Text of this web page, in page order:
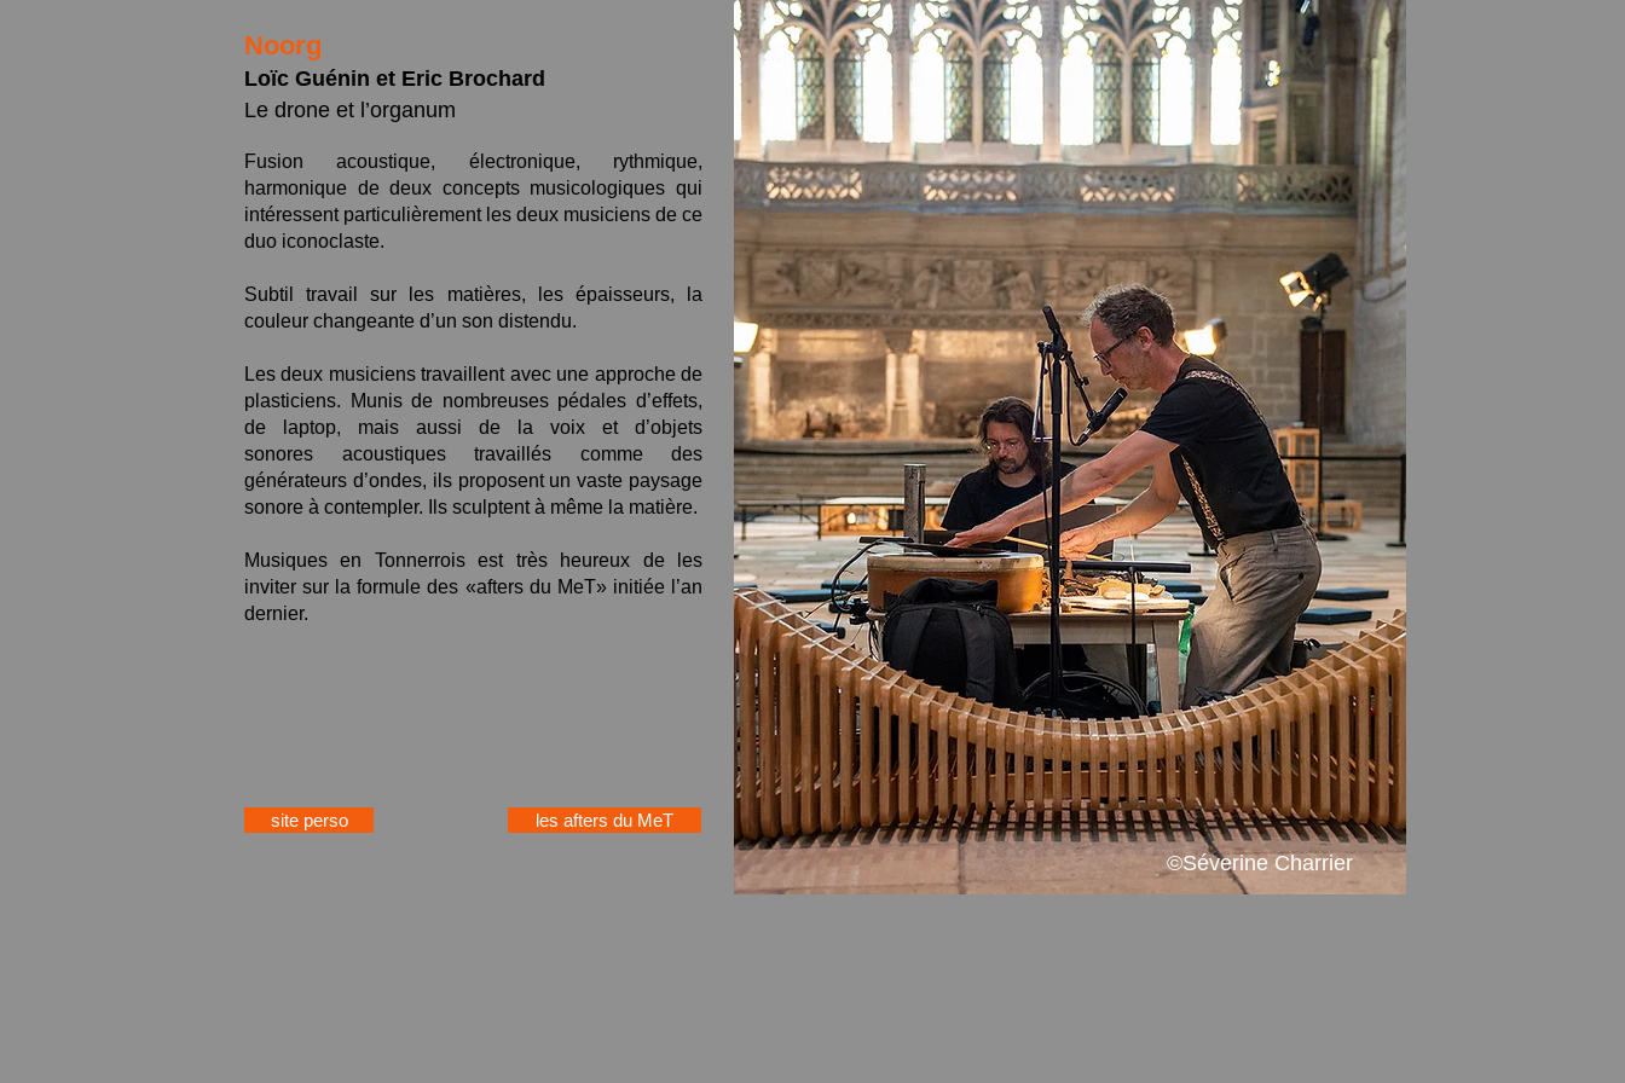
Noorg
Loïc Guénin et Eric Brochard
Le drone et l’organum
Fusion acoustique, électronique, rythmique,
harmonique de deux concepts musicologiques qui
intéressent particulièrement les deux musiciens de ce
duo iconoclaste.
Subtil travail sur les matières, les épaisseurs, la
couleur changeante d’un son distendu.
Les deux musiciens travaillent avec une approche de
plasticiens. Munis de nombreuses pédales d’effets,
de laptop, mais aussi de la voix et d’objets
sonores acoustiques travaillés comme des
générateurs d’ondes, ils proposent un vaste paysage
sonore à contempler. Ils sculptent à même la matière.
Musiques en Tonnerrois est très heureux de les
inviter sur la formule des «afters du MeT» initiée l’an
dernier.
site perso les afters du MeT
©Séverine Charrier